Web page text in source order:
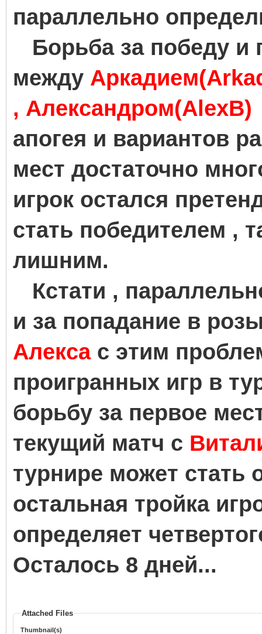
параллельно
Борьба за победу и
между
,
апогея и вариантов
мест достаточно
игрок остался
стать победителем ,
лишним.
Кстати ,
и за попадание в
Алексас этим
проигранных игр в
борьбу за первое
текущий матч с
турнире может
остальная тройка
определяет
Осталось 8 дней...
Attached Files
Thumbnail(s)